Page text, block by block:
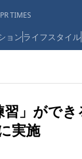
TIMES
ョンライフスタイル
習」がで
実施